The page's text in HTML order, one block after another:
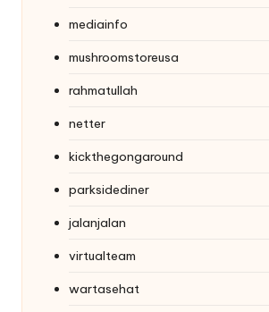
mediainfo
mushroomstoreusa
rahmatullah
netter
kickthegongaround
parksidediner
jalanjalan
virtualteam
wartasehat